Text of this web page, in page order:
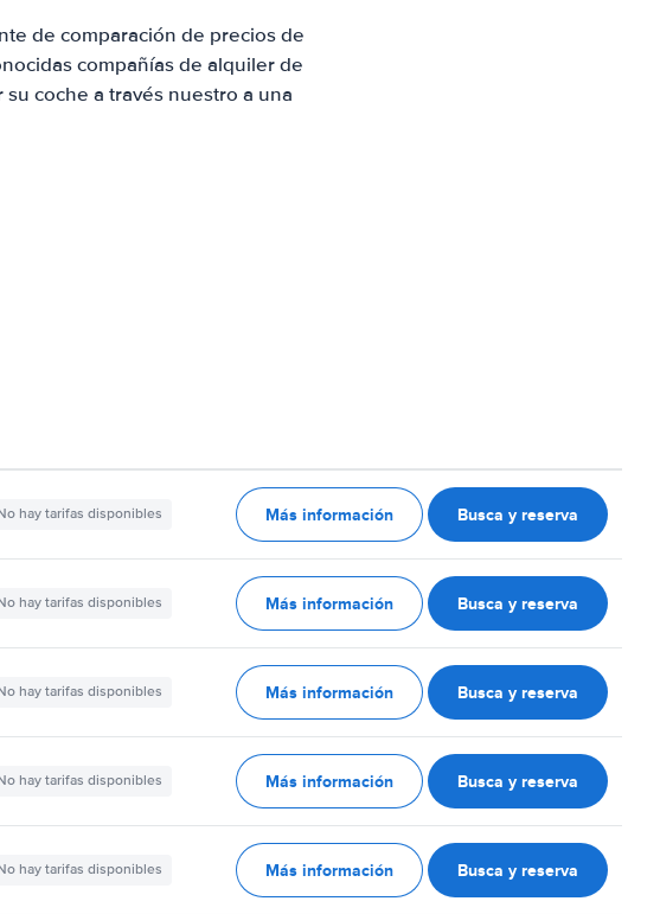
de comparación de precios de
compañías de alquiler de
coche a través nuestro a una
hay tarifas disponibles Más información Busca y reserva
hay tarifas disponibles Más información Busca y reserva
hay tarifas disponibles Más información Busca y reserva
hay tarifas disponibles Más información Busca y reserva
hay tarifas disponibles Más información Busca y reserva